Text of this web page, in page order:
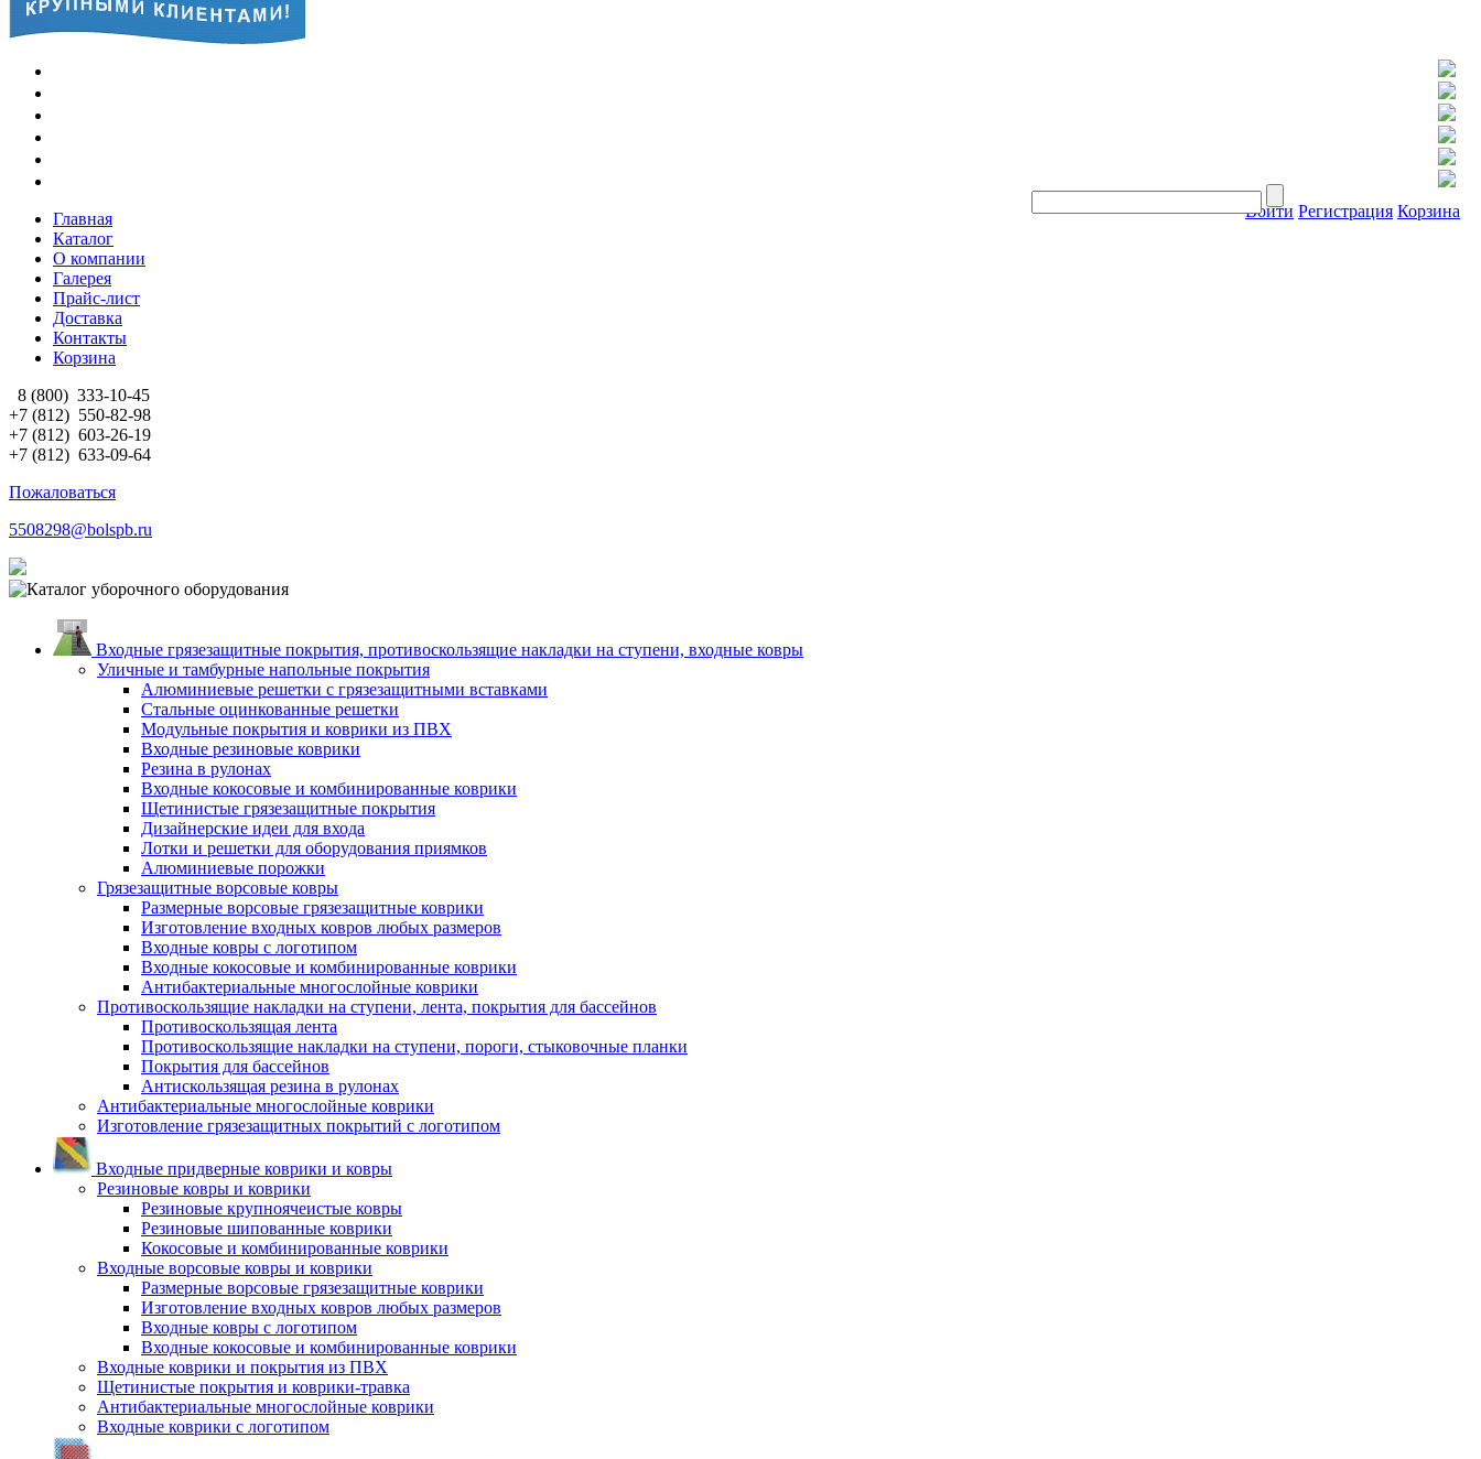
Войти Регистрация Корзина
Главная
Каталог
О компании
Галерея
Прайс-лист
Доставка
Контакты
Корзина
8 (800) 333-10-45
+7 (812) 550-82-98
+7 (812) 603-26-19
+7 (812) 633-09-64
Пожаловаться
5508298@bolspb.ru
Входные грязезащитные покрытия, противоскользящие накладки на ступени, входные ковры
Уличные и тамбурные напольные покрытия
Алюминиевые решетки с грязезащитными вставками
Стальные оцинкованные решетки
Модульные покрытия и коврики из ПВХ
Входные резиновые коврики
Резина в рулонах
Входные кокосовые и комбинированные коврики
Щетинистые грязезащитные покрытия
Дизайнерские идеи для входа
Лотки и решетки для оборудования приямков
Алюминиевые порожки
Грязезащитные ворсовые ковры
Размерные ворсовые грязезащитные коврики
Изготовление входных ковров любых размеров
Входные ковры с логотипом
Входные кокосовые и комбинированные коврики
Антибактериальные многослойные коврики
Противоскользящие накладки на ступени, лента, покрытия для бассейнов
Противоскользящая лента
Противоскользящие накладки на ступени, пороги, стыковочные планки
Покрытия для бассейнов
Антискользящая резина в рулонах
Антибактериальные многослойные коврики
Изготовление грязезащитных покрытий с логотипом
Входные придверные коврики и ковры
Резиновые ковры и коврики
Резиновые крупноячеистые ковры
Резиновые шипованные коврики
Кокосовые и комбинированные коврики
Входные ворсовые ковры и коврики
Размерные ворсовые грязезащитные коврики
Изготовление входных ковров любых размеров
Входные ковры с логотипом
Входные кокосовые и комбинированные коврики
Входные коврики и покрытия из ПВХ
Щетинистые покрытия и коврики-травка
Антибактериальные многослойные коврики
Входные коврики с логотипом